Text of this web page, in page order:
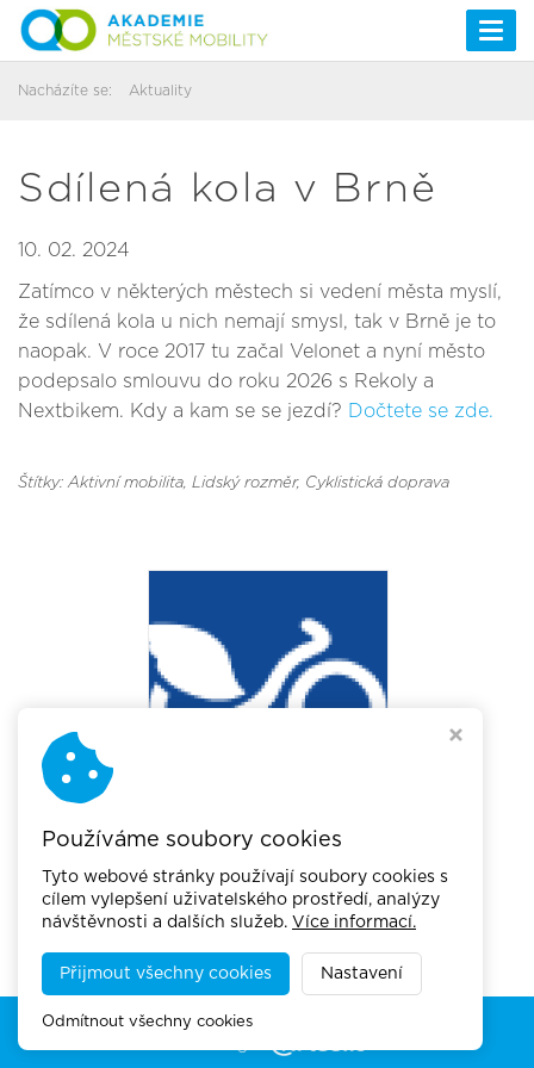
Nacházíte se: Aktuality
Sdílená kola v Brně
10. 02. 2024
Zatímco v některých městech si vedení města myslí,
že sdílená kola u nich nemají smysl, tak v Brně je to
naopak. V roce 2017 tu začal Velonet a nyní město
podepsalo smlouvu do roku 2026 s Rekoly a
Nextbikem. Kdy a kam se se jezdí?
Dočtete se zde.
Štítky: Aktivní mobilita, Lidský rozměr, Cyklistická doprava
Copyright © 2026, Akademie městské mobility
Používáme soubory cookies
Tyto webové stránky používají soubory cookies s
cílem vylepšení uživatelského prostředí, analýzy
návštěvnosti a dalších služeb. Více informací.
Přijmout všechny cookies Nastavení
Odmítnout všechny cookies